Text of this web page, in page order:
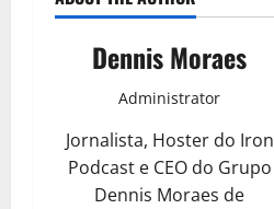
Dennis Moraes
Administrator
Jornalista, Hoster do Iron
Podcast e CEO do Grupo
Dennis Moraes de